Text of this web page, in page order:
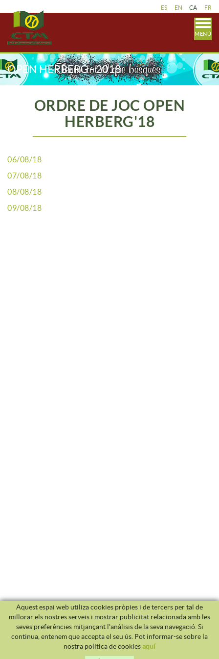
ES EN CA FR
MENÚ
OPEN HERBERG - 2018
ORDRE DE JOC OPEN
HERBERG'18
06/08/18
07/08/18
08/08/18
09/08/18
Aquest espai web utiliza cookies pròpies i de tercers per tal de
millorar els nostres serveis i mostrar publicitat relacionada amb les
seves preferències mitjançant l'anàlisis de la seva navegació. Si
continua, entenem que accepta el seu ús. Pot informar-se sobre la
nostra política de cookiesaquí